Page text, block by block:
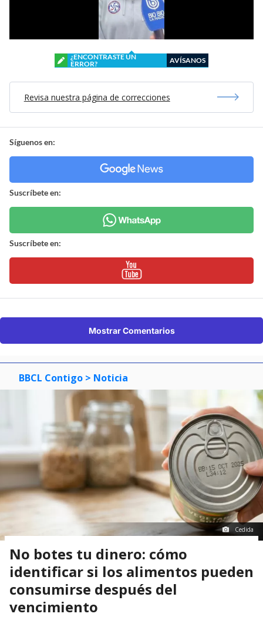
¿ENCONTRASTE UN
ERROR?
AVÍSANOS
Revisa nuestra página de correcciones
Síguenos en:
Suscríbete en:
Suscríbete en:
Mostrar Comentarios
BBCL Contigo > Noticia
Cedida
No botes tu dinero: cómo
identificar si los alimentos pueden
consumirse después del
vencimiento